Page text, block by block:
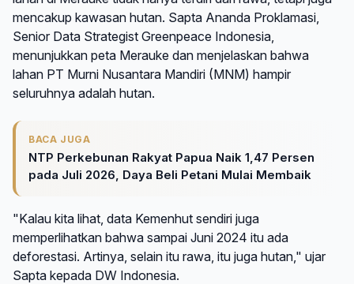
mencakup kawasan hutan. Sapta Ananda Proklamasi,
Senior Data Strategist Greenpeace Indonesia,
menunjukkan peta Merauke dan menjelaskan bahwa
lahan PT Murni Nusantara Mandiri (MNM) hampir
seluruhnya adalah hutan.
BACA JUGA
NTP Perkebunan Rakyat Papua Naik 1,47 Persen
pada Juli 2026, Daya Beli Petani Mulai Membaik
"Kalau kita lihat, data Kemenhut sendiri juga
memperlihatkan bahwa sampai Juni 2024 itu ada
deforestasi. Artinya, selain itu rawa, itu juga hutan," ujar
Sapta kepada DW Indonesia.